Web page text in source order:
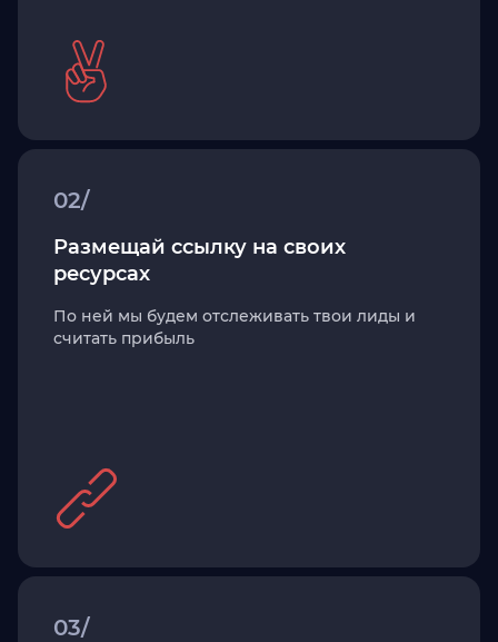
02/
Размещай ссылку на своих
ресурсах
По ней мы будем отслеживать твои лиды и
считать прибыль
03/